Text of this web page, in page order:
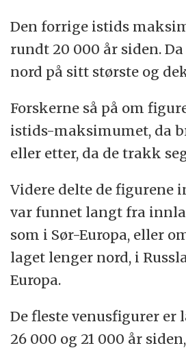
Den forrige istids
rundt 20 000 år siden.
nord på sitt største og
Forskerne så på om
istids-maksimumet, da
eller etter, da de trakk
Videre delte de figurene
var funnet langt fra
som i Sør-Europa, eller
laget lenger nord, i
Europa.
De fleste venusfigurer er
26 000 og 21 000 år siden,